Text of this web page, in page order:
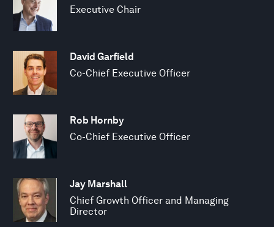
Executive Chair
David Garfield
Co-Chief Executive Officer
Rob Hornby
Co-Chief Executive Officer
Jay Marshall
Chief Growth Officer and Managing
Director